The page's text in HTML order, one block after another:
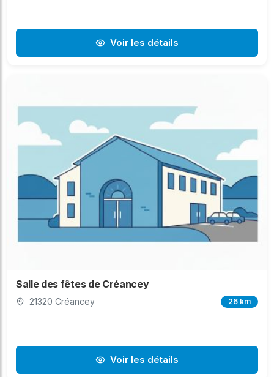
Voir les détails
Salle des fêtes de Créancey
21320 Créancey 26 km
Voir les détails